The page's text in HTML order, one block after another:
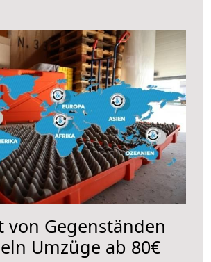
von Gegenständen
Umzüge ab 80€